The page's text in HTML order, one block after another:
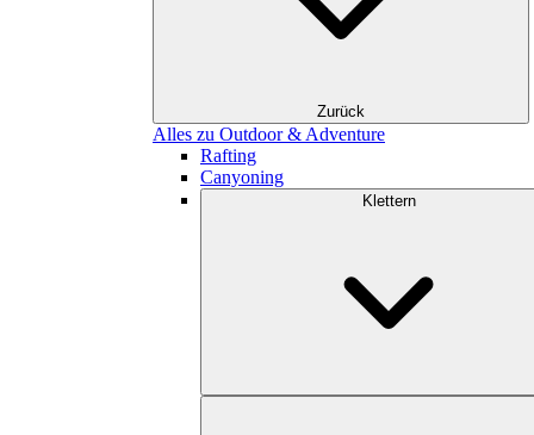
Zurück
Alles zu Outdoor & Adventure
Rafting
Canyoning
Klettern